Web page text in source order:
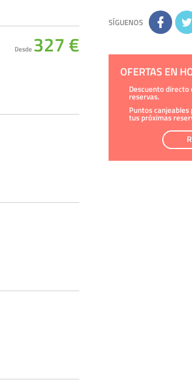
Desde 327 €
Derechos:tiene
información
eliminarla, tal y
información
la información
SÍGUENOS
OFERTAS EN
Descuento directo
reservas.
Puntos
tus próximas